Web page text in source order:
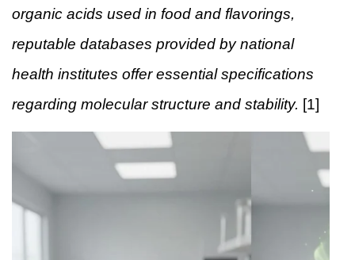
organic acids used in food and flavorings,
reputable databases provided by national
health institutes offer essential specifications
regarding molecular structure and stability. [1]